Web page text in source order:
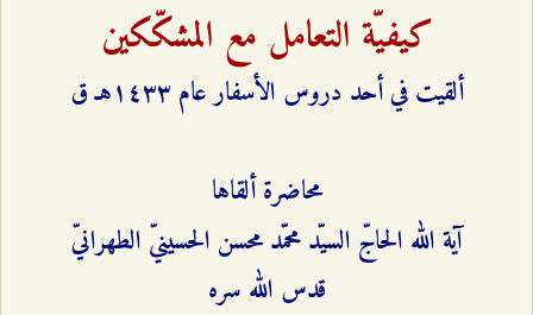
كيفيّة التعامل مع المشكّكين
ألقيت في أحد دروس الأسفار عام ۱٤٣٣هـ ق
محاضرة ألقاها
آية الله الحاجّ السيّد محمّد محسن الحسينيّ الطهرانيّ
قدس الله سره